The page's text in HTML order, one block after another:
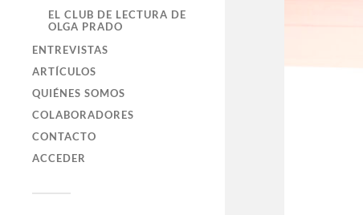
EL CLUB DE LECTURA DE
OLGA PRADO
ENTREVISTAS
ARTÍCULOS
QUIÉNES SOMOS
COLABORADORES
CONTACTO
ACCEDER